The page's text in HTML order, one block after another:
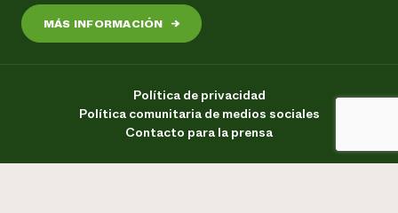
MÁS INFORMACIÓN →
Política de privacidad
Política comunitaria de medios sociales
Contacto para la prensa